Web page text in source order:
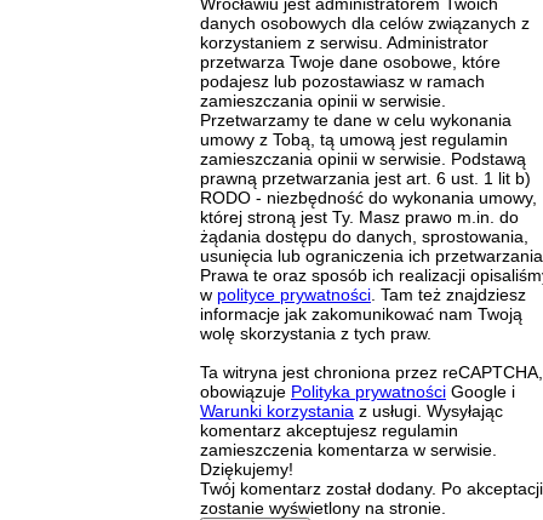
Wrocławiu jest administratorem Twoich
danych osobowych dla celów związanych z
korzystaniem z serwisu. Administrator
przetwarza Twoje dane osobowe, które
podajesz lub pozostawiasz w ramach
zamieszczania opinii w serwisie.
Przetwarzamy te dane w celu wykonania
umowy z Tobą, tą umową jest regulamin
zamieszczania opinii w serwisie. Podstawą
prawną przetwarzania jest art. 6 ust. 1 lit b)
RODO - niezbędność do wykonania umowy,
której stroną jest Ty. Masz prawo m.in. do
żądania dostępu do danych, sprostowania,
usunięcia lub ograniczenia ich
Prawa te oraz sposób ich realizacji
w polityce prywatności. Tam też znajdziesz
informacje jak zakomunikować nam Twoją
wolę skorzystania z tych praw.
Ta witryna jest chroniona przez reCAPTCHA,
obowiązuje Polityka prywatności Google i
Warunki korzystania z usługi. Wysyłając
komentarz akceptujesz regulamin
zamieszczenia komentarza w serwisie.
Dziękujemy!
Twój komentarz został dodany. Po
zostanie wyświetlony na stronie.